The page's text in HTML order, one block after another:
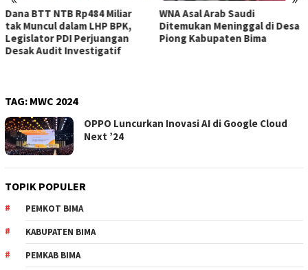
WNA Asal Arab Saudi
Ditemukan Meninggal di Desa
Piong Kabupaten Bima
Sejumlah Pekerja Dapur MBG
di Kabupaten Bima Dilaporkan
Positif Hepatitis, Puskesmas
TAG: MWC 2024
OPPO Luncurkan Inovasi AI di Google Cloud
Next ’24
TOPIK POPULER
PEMKOT BIMA
KABUPATEN BIMA
PEMKAB BIMA